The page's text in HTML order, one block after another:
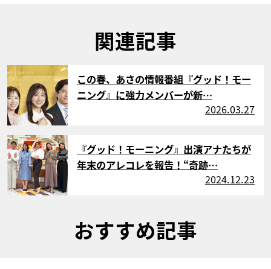
関連記事
サムネイル
この春、あさの情報番組『グッド！モー
ニング』に強力メンバーが新…
2026.03.27
サムネイル
『グッド！モーニング』出演アナたちが
年末のアレコレを報告！“奇跡…
2024.12.23
おすすめ記事